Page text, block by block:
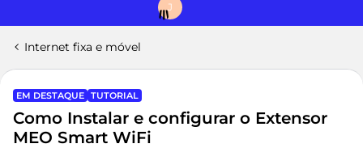
J
Internet fixa e móvel
EM DESTAQUE TUTORIAL
Como ​Instalar e configurar o Extensor
MEO Smart WiFi